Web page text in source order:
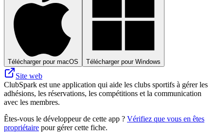
Télécharger pour macOS Télécharger pour Windows
Site web
ClubSpark est une application qui aide les clubs sportifs à gérer les
adhésions, les réservations, les compétitions et la communication
avec les membres.
Êtes-vous le développeur de cette app ? Vérifiez que vous en êtes
propriétaire pour gérer cette fiche.